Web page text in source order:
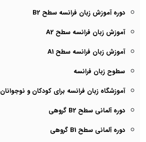
دوره آموزش زبان فرانسه سطح B2
آموزش زبان فرانسه سطح A2
آموزش زبان فرانسه سطح A1
سطوح زبان فرانسه
آموزشگاه زبان فرانسه برای کودکان و نوجوانان
دوره آلمانی سطح B2 گروهی
دوره آلمانی سطح B1 گروهی